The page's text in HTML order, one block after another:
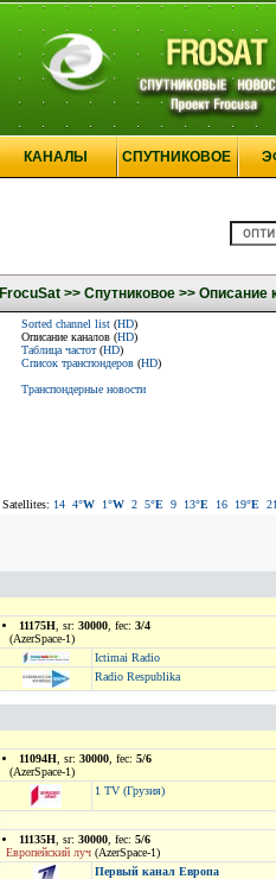
КАНАЛЫ СПУТНИКОВОЕ
FrocuSat >> Спутниковое >> Описание
Sorted channel list (HD)
Описание каналов (HD)
Таблица частот(HD)
Список транспондеров (HD)
Транспондерные новости
Satellites: 14 4°W 1°W 2 5°E 9 13°E 16 19°E 21
11175H , sr: 30000 , fec: 3/4
(AzerSpace-1)
Ictimai Radio
Radio Respublika
11094H , sr: 30000 , fec: 5/6
(AzerSpace-1)
1 TV (Грузия)
11135H , sr: 30000 , fec: 5/6
Европейский луч (AzerSpace-1)
Первый канал Европа